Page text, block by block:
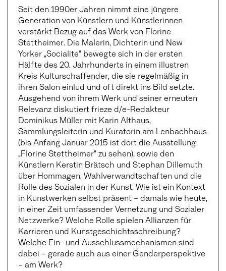
Seit den 1990er Jahren nimmt eine jüngere
Generation von Künstlern und Künstlerinnen
verstärkt Bezug auf das Werk von Florine
Stettheimer. Die Malerin, Dichterin und New
Yorker „Socialite“ bewegte sich in der ersten
Hälfte des 20. Jahrhunderts in einem illustren
Kreis Kulturschaffender, die sie regelmäßig in
ihren Salon einlud und oft direkt ins Bild setzte.
Ausgehend von ihrem Werk und seiner erneuten
Relevanz diskutiert frieze d/e-Redakteur
Dominikus Müller mit Karin Althaus,
Sammlungsleiterin und Kuratorin am Lenbachhaus
(bis Anfang Januar 2015 ist dort die Ausstellung
„Florine Stettheimer“ zu sehen), sowie den
Künstlern Kerstin Brätsch und Stephan Dillemuth
über Hommagen, Wahlverwandtschaften und die
Rolle des Sozialen in der Kunst. Wie ist ein Kontext
in Kunstwerken selbst präsent – damals wie heute,
in einer Zeit umfassender Vernetzung und Sozialer
Netzwerke? Welche Rolle spielen Allianzen für
Karrieren und Kunstgeschichtsschreibung?
Welche Ein- und Ausschlussmechanismen sind
dabei – gerade auch aus einer Genderperspektive
– am Werk?